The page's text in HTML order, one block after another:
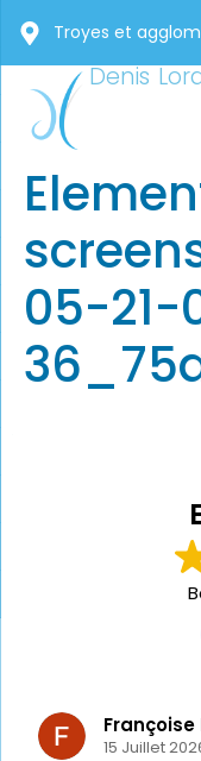
Troyes et
Denis
05-
Françoise
15 Juillet